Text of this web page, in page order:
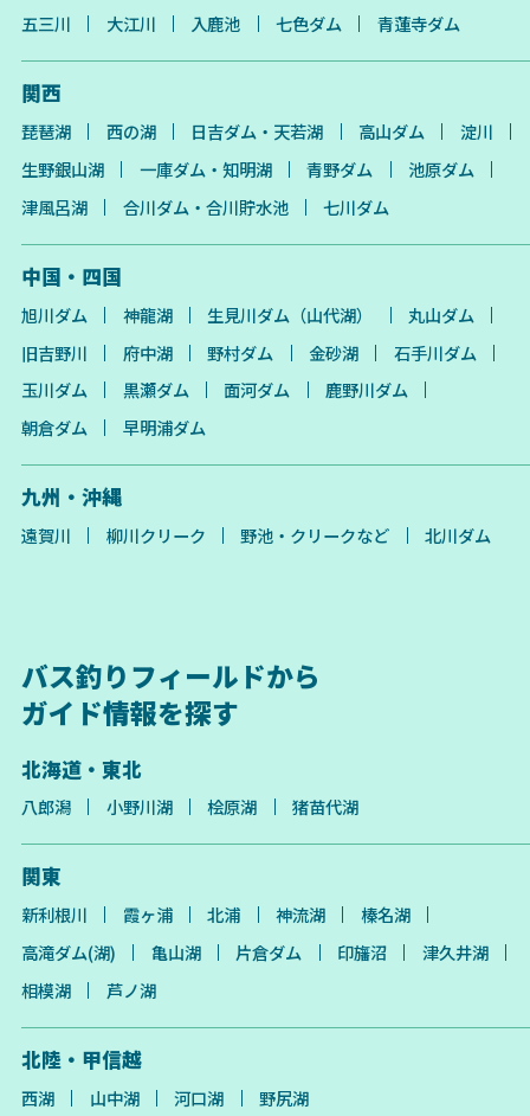
五三川 大江川 入鹿池 七色ダム 青蓮寺ダム
関西
琵琶湖 西の湖 日吉ダム・天若湖 高山ダム
淀川
生野銀山湖
一庫ダム・知明湖 青野ダム
池原ダム
津風呂湖
合川ダム・合川貯水池 七川ダム
中国・四国
旭川ダム 神龍湖 生見川ダム（山代湖）
丸山ダム
旧吉野川
府中湖 野村ダム 金砂湖
石手川ダム
玉川ダム
黒瀬ダム 面河ダム
鹿野川ダム
朝倉ダム
早明浦ダム
九州・沖縄
遠賀川 柳川クリーク 野池・クリークなど 北川ダム
バス釣りフィールドから
ガイド情報を探す
北海道・東北
八郎潟 小野川湖 桧原湖 猪苗代湖
関東
新利根川 霞ヶ浦 北浦 神流湖
榛名湖
高滝ダム(湖)
亀山湖 片倉ダム 印旛沼
津久井湖
相模湖
芦ノ湖
北陸・甲信越
西湖 山中湖 河口湖 野尻湖